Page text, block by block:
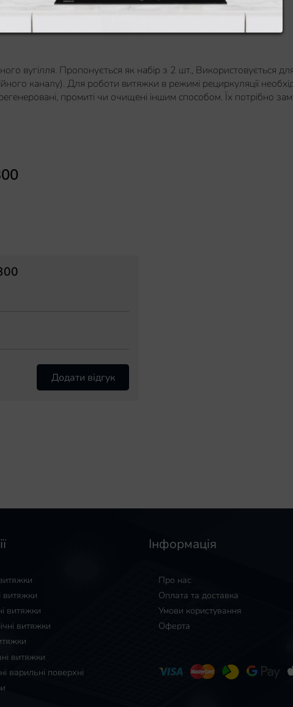
вугілля. Пропонується як набір з 2 шт., Використовується
каналу). Для роботи витяжки в режимі рециркуляції
промиті чи очищені іншим способом. Їх потрібно
Додати відгук
витяжки
витяжки
витяжки
витяжки
варильні поверхні
Інформація
Про нас
Оплата та доставка
Умови користування
Оферта